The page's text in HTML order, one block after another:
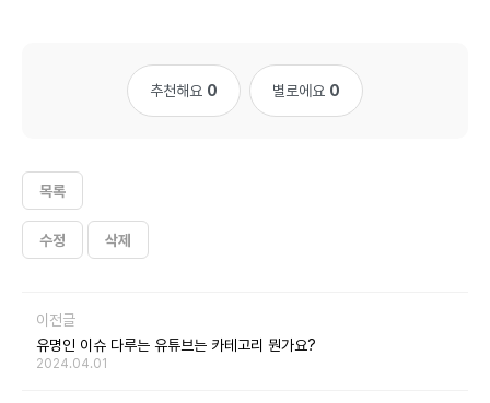
추천해요 0 별로에요 0
목록
수정 삭제
이전글
유명인 이슈 다루는 유튜브는 카테고리 뭔가요?
2024.04.01